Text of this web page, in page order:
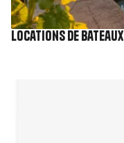
Locations de bateaux